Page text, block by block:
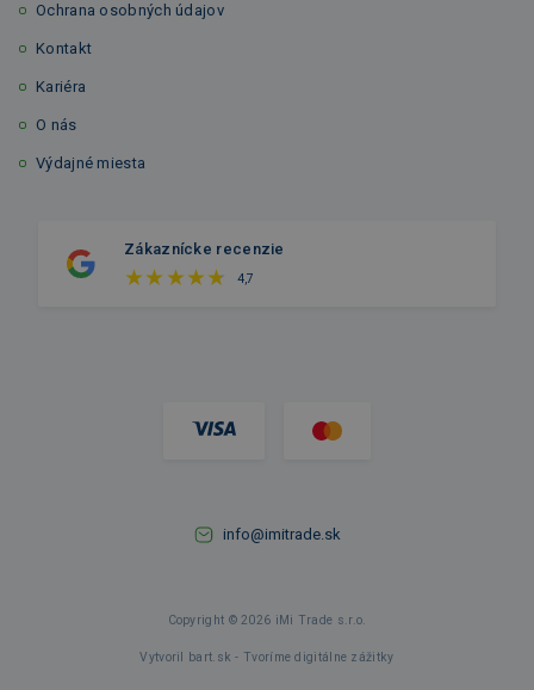
Ochrana osobných údajov
Kontakt
Kariéra
O nás
Výdajné miesta
Zákaznícke recenzie
4,7
info@imitrade.sk
Copyright © 2026 iMi Trade s.r.o.
Vytvoril bart.sk - Tvoríme digitálne zážitky